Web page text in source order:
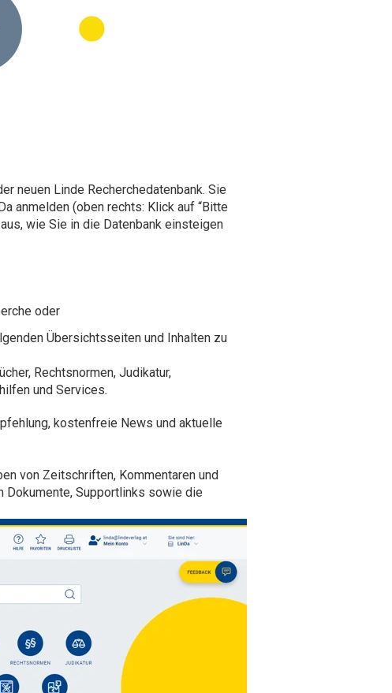
neuen Linde Recherchedatenbank. Sie
anmelden (oben rechts: Klick auf “Bitte
wie Sie in die Datenbank einsteigen
oder
Übersichtsseiten und Inhalten zu
Rechtsnormen, Judikatur,
und Services.
kostenfreie News und aktuelle
von Zeitschriften, Kommentaren und
Dokumente, Supportlinks sowie die